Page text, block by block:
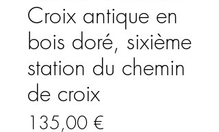
Croix antique en
bois doré, sixième
station du chemin
de croix
135,00 €